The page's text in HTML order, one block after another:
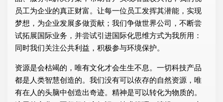
员工为企业的真正财富。让每一位员工发挥其潜能，实现
梦想，为企业发展多做贡献；我们争做世界公司，不断尝
试拓展国际业务，并尝试引进国际化思维方式为我所用：
同时我们关注公共利益，积极参与环境保护。
资源是会枯竭的，唯有文化才会生生不息。一切科技产品
都是人类智慧创造的。我们没有可以依存的自然资源，唯
有在人的头脑中创造出奇迹。精神是可以转化为物质的。